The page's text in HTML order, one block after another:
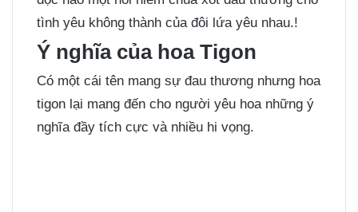
tình yêu không thành của đôi lứa yêu nhau.!
Ý nghĩa của hoa Tigon
Có một cái tên mang sự đau thương nhưng hoa
tigon lại mang đến cho người yêu hoa những ý
nghĩa đầy tích cực và nhiều hi vọng.